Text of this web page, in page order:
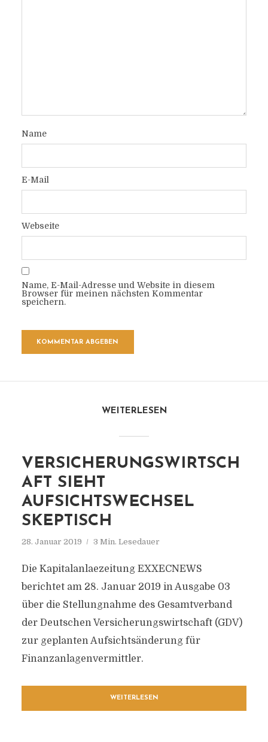
Name
E-Mail
Webseite
Name, E-Mail-Adresse und Website in diesem
Browser für meinen nächsten Kommentar
speichern.
WEITERLESEN
VERSICHERUNGSWIRTSCH
AFT SIEHT
AUFSICHTSWECHSEL
SKEPTISCH
28. Januar 2019 3 Min. Lesedauer
Die Kapitalanlaezeitung EXXECNEWS
berichtet am 28. Januar 2019 in Ausgabe 03
über die Stellungnahme des Gesamtverband
der Deutschen Versicherungswirtschaft (GDV)
zur geplanten Aufsichtsänderung für
Finanzanlagenvermittler.
WEITERLESEN